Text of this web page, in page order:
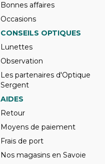
Bonnes affaires
Occasions
CONSEILS OPTIQUES
Lunettes
Observation
Les partenaires d'Optique
Sergent
AIDES
Retour
Moyens de paiement
Frais de port
Nos magasins en Savoie